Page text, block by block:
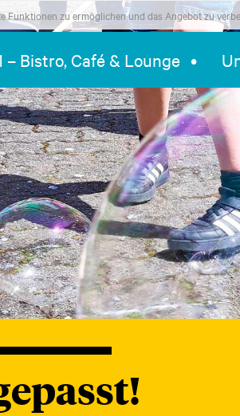
– Bistro, Café & Lounge
Funktionen zu ermöglichen und das Angebot zu